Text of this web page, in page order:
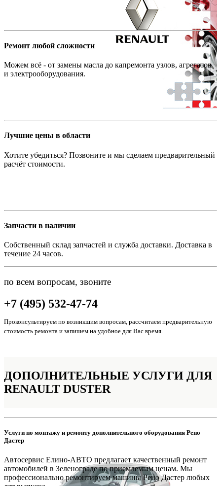
Ремонт любой сложности
Можем всё - от замены масла до капремонта узлов, агрегатов
и электрооборудования.
Лучшие цены в области
Хотите убедиться? Позвоните и мы сделаем предварительный
расчёт стоимости.
Запчасти в наличии
Собственный склад запчастей и служба доставки. Доставка в
течение 24 часов.
по всем вопросам, звоните
+7 (495) 532-47-74
Проконсультируем по возникшим вопросам, рассчитаем предварительную
стоимость ремонта и запишем на удобное для Вас время.
ДОПОЛНИТЕЛЬНЫЕ УСЛУГИ ДЛЯ
RENAULT DUSTER
Услуги по монтажу и ремонту дополнительного оборудования Рено
Дастер
Автосервис Елино-АВТО предлагает качественный ремонт
автомобилей в Зеленограде по приемлемым ценам. Мы
профессионально ремонтируем машины Рено Дастер любых